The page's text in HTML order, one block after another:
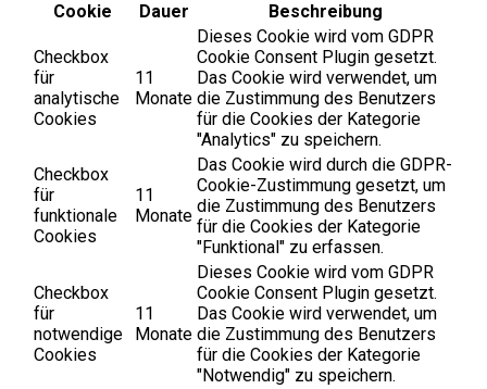
Cookie
Dauer Beschreibung
Checkbox
für
analytische
Cookies
11
Monate
Dieses Cookie wird vom GDPR
Cookie Consent Plugin gesetzt.
Das Cookie wird verwendet, um
die Zustimmung des Benutzers
für die Cookies der Kategorie
"Analytics" zu speichern.
Checkbox
für
funktionale
Cookies
11
Monate
Das Cookie wird durch die GDPR-
Cookie-Zustimmung gesetzt, um
die Zustimmung des Benutzers
für die Cookies der Kategorie
"Funktional" zu erfassen.
Checkbox
für
notwendige
Cookies
11
Monate
Dieses Cookie wird vom GDPR
Cookie Consent Plugin gesetzt.
Das Cookie wird verwendet, um
die Zustimmung des Benutzers
für die Cookies der Kategorie
"Notwendig" zu speichern.